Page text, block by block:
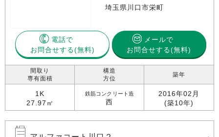
埼玉県川口市栄町
電話で
お問合せする
メールで
お問合せする(無料)
間取り
専有面積
1K
27.97㎡
構造
方位
鉄筋コンクリート造
西
築年
2016年02月
(築10年)